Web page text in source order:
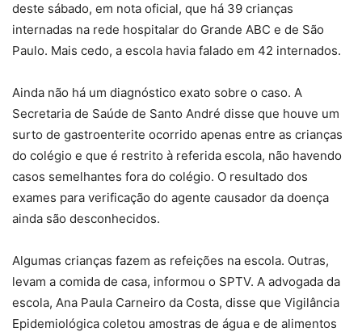
deste sábado, em nota oficial, que há 39 crianças
internadas na rede hospitalar do Grande ABC e de São
Paulo. Mais cedo, a escola havia falado em 42 internados.
Ainda não há um diagnóstico exato sobre o caso. A
Secretaria de Saúde de Santo André disse que houve um
surto de gastroenterite ocorrido apenas entre as crianças
do colégio e que é restrito à referida escola, não havendo
casos semelhantes fora do colégio. O resultado dos
exames para verificação do agente causador da doença
ainda são desconhecidos.
Algumas crianças fazem as refeições na escola. Outras,
levam a comida de casa, informou o SPTV. A advogada da
escola, Ana Paula Carneiro da Costa, disse que Vigilância
Epidemiológica coletou amostras de água e de alimentos